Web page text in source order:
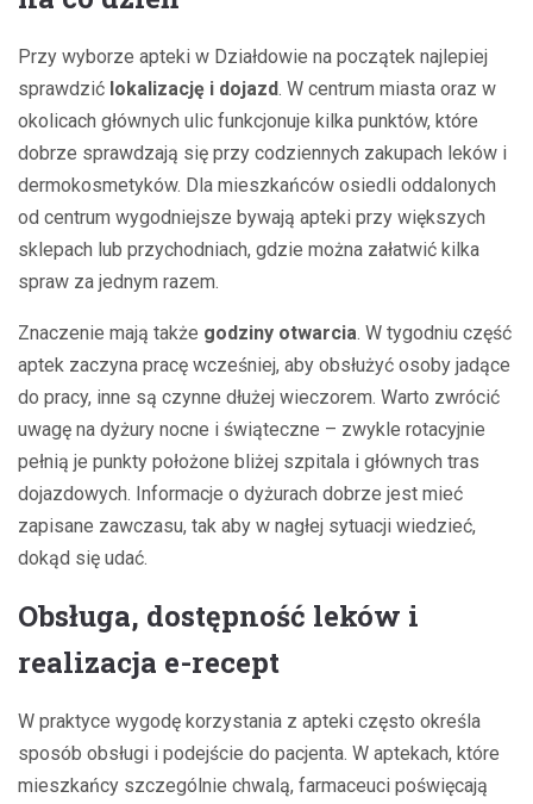
Przy wyborze apteki w Działdowie na początek najlepiej
sprawdzić lokalizację i dojazd. W centrum miasta oraz w
okolicach głównych ulic funkcjonuje kilka punktów, które
dobrze sprawdzają się przy codziennych zakupach leków i
dermokosmetyków. Dla mieszkańców osiedli oddalonych
od centrum wygodniejsze bywają apteki przy większych
sklepach lub przychodniach, gdzie można załatwić kilka
spraw za jednym razem.
Znaczenie mają także godziny otwarcia. W tygodniu część
aptek zaczyna pracę wcześniej, aby obsłużyć osoby jadące
do pracy, inne są czynne dłużej wieczorem. Warto zwrócić
uwagę na dyżury nocne i świąteczne – zwykle rotacyjnie
pełnią je punkty położone bliżej szpitala i głównych tras
dojazdowych. Informacje o dyżurach dobrze jest mieć
zapisane zawczasu, tak aby w nagłej sytuacji wiedzieć,
dokąd się udać.
Obsługa, dostępność leków i
realizacja e-recept
W praktyce wygodę korzystania z apteki często określa
sposób obsługi i podejście do pacjenta. W aptekach, które
mieszkańcy szczególnie chwalą, farmaceuci poświęcają